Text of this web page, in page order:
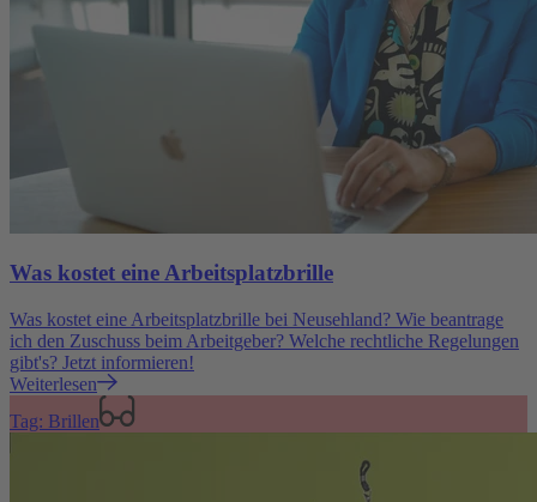
Was kostet eine Arbeitsplatzbrille
Was kostet eine Arbeitsplatzbrille bei Neusehland? Wie beantrage
ich den Zuschuss beim Arbeitgeber? Welche rechtliche Regelungen
gibt's? Jetzt informieren!
Weiterlesen
Tag: Brillen